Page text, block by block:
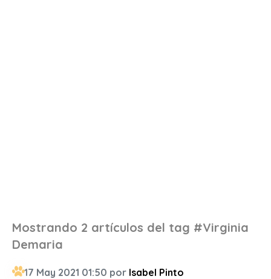
Mostrando 2 artículos del tag #Virginia
Demaria
17 May 2021 01:50 por Isabel Pinto